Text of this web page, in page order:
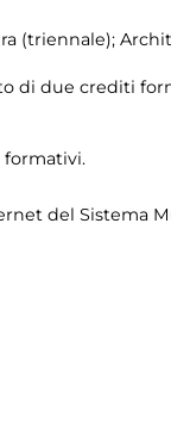
(triennale);
di due crediti
del Sistema